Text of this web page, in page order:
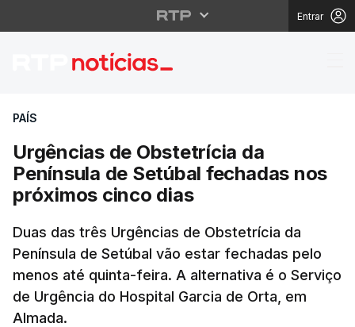
Entrar
Urgências de
PAÍS
Urgências de Obstetrícia da
Península de Setúbal fechadas nos
próximos cinco dias
Duas das três Urgências de Obstetrícia da
Península de Setúbal vão estar fechadas pelo
menos até quinta-feira. A alternativa é o Serviço
de Urgência do Hospital Garcia de Orta, em
Almada.